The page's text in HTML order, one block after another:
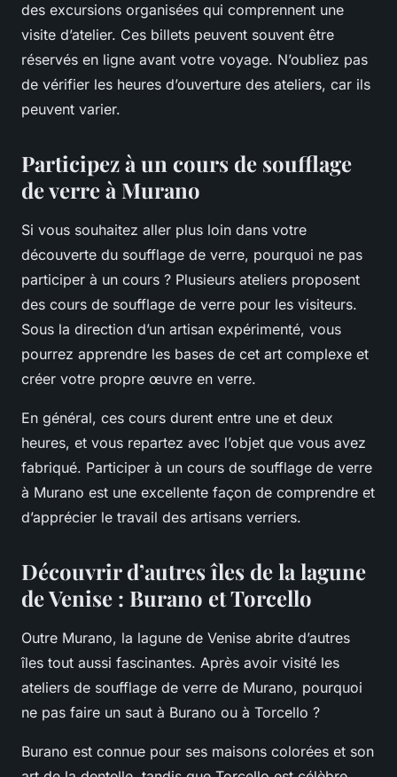
des excursions organisées qui comprennent une
visite d’atelier. Ces billets peuvent souvent être
réservés en ligne avant votre voyage. N’oubliez pas
de vérifier les heures d’ouverture des ateliers, car ils
peuvent varier.
Participez à un cours de soufflage
de verre à Murano
Si vous souhaitez aller plus loin dans votre
découverte du soufflage de verre, pourquoi ne pas
participer à un cours ? Plusieurs ateliers proposent
des cours de soufflage de verre pour les visiteurs.
Sous la direction d’un artisan expérimenté, vous
pourrez apprendre les bases de cet art complexe et
créer votre propre œuvre en verre.
En général, ces cours durent entre une et deux
heures, et vous repartez avec l’objet que vous avez
fabriqué. Participer à un cours de soufflage de verre
à Murano est une excellente façon de comprendre et
d’apprécier le travail des artisans verriers.
Découvrir d’autres îles de la lagune
de Venise : Burano et Torcello
Outre Murano, la lagune de Venise abrite d’autres
îles tout aussi fascinantes. Après avoir visité les
ateliers de soufflage de verre de Murano, pourquoi
ne pas faire un saut à Burano ou à Torcello ?
Burano est connue pour ses maisons colorées et son